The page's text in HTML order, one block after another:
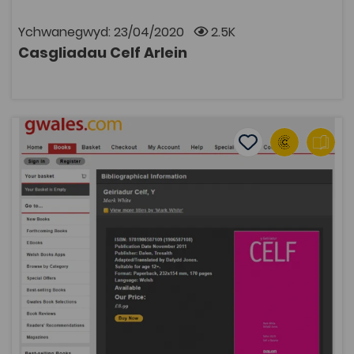
Ychwanegwyd: 23/04/2020 2.5K
Casgliadau Celf Arlein
AGOR
Y Geiriadur Celf
Add to favourites
Dyddiad cyhoeddi: 2020 Add to favourites
Y Geiriadur Celf
2.6K
Tagiau
Celf Pont i'r Brifysgol
Adnodd Coleg Cymraeg
Wrth astudio Celf a Dylunio ar gyfer Safon Uwch
Gyfrannol a Safon Uwch bydd y myfyriwr angen dod o
hyd i ystyr geiriau arbenigol a darganfod mwy am
fudiadau celf. Mae'r Geiriadur Celf wedi ei lunio ar
gyfer ateb y gofyn hwn. Mae'n cynnwys esboniadau